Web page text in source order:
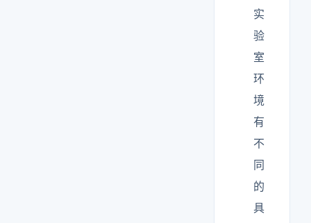
实
验
室
环
境
有
不
同
的
具